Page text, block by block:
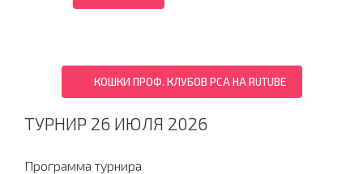
КОШКИ ПРОФ. КЛУБОВ PCA НА RUTUBE
ТУРНИР 26 ИЮЛЯ 2026
Программа турнира